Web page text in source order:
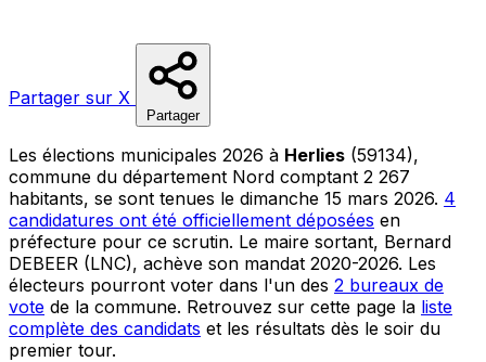
Partager sur X
Partager
Les élections municipales 2026 à Herlies (59134),
commune du département Nord comptant 2 267
habitants, se sont tenues le dimanche 15 mars 2026. 4
candidatures ont été officiellement déposées en
préfecture pour ce scrutin. Le maire sortant, Bernard
DEBEER (LNC), achève son mandat 2020-2026. Les
électeurs pourront voter dans l'un des 2 bureaux de
vote de la commune. Retrouvez sur cette page la liste
complète des candidats et les résultats dès le soir du
premier tour.